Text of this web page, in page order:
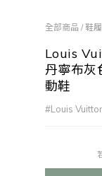
全部商品 /鞋履
Louis
丹寧布灰
動鞋
#Louis